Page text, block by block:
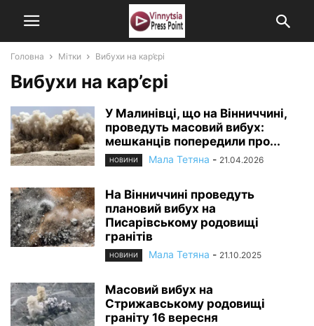
Головна Мітки Вибухи на кар’єрі
Вибухи на кар’єрі
У Малинівці, що на Вінниччині,
проведуть масовий вибух:
мешканців попередили про...
НОВИНИ Мала Тетяна - 21.04.2026
На Вінниччині проведуть
плановий вибух на
Писарівському родовищі
гранітів
НОВИНИ Мала Тетяна - 21.10.2025
Масовий вибух на
Стрижавському родовищі
граніту 16 вересня